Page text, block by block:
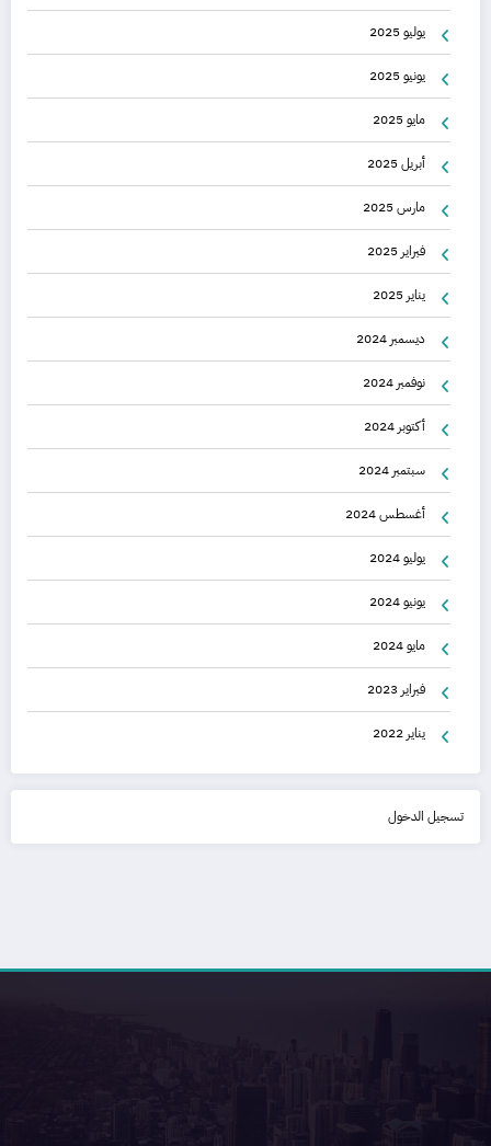
يوليو 2025
يونيو 2025
مايو 2025
أبريل 2025
مارس 2025
فبراير 2025
يناير 2025
ديسمبر 2024
نوفمبر 2024
أكتوبر 2024
سبتمبر 2024
أغسطس 2024
يوليو 2024
يونيو 2024
مايو 2024
فبراير 2023
يناير 2022
تسجيل الدخول